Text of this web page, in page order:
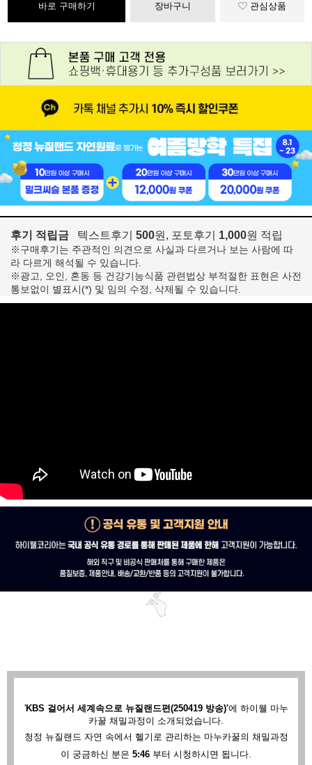
바로 구매하기 장바구니 관심상품
후기 적립금 텍스트후기 500원, 포토후기 1,000원 적립
※구매후기는 주관적인 의견으로 사실과 다르거나 보는 사람에 따
라 다르게 해석될 수 있습니다.
※광고, 오인, 혼동 등 건강기능식품 관련법상 부적절한 표현은 사전
통보없이 별표시(*) 및 임의 수정, 삭제될 수 있습니다.
'KBS 걸어서 세계속으로 뉴질랜드편(250419 방송)'에 하이웰 마누
카꿀 채밀과정이 소개되었습니다.
청정 뉴질랜드 자연 속에서 헬기로 관리하는 마누카꿀의 채밀과정
이 궁금하신 분은 5:46 부터 시청하시면 됩니다.